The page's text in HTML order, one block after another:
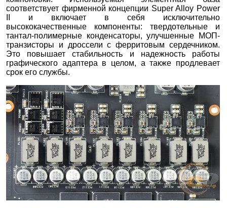
соответствует фирменной концепции Super Alloy Power
II и включает в себя исключительно
высококачественные компоненты: твердотельные и
тантал-полимерные конденсаторы, улучшенные МОП-
транзисторы и дроссели с ферритовым сердечником.
Это повышает стабильность и надежность работы
графического адаптера в целом, а также продлевает
срок его службы.